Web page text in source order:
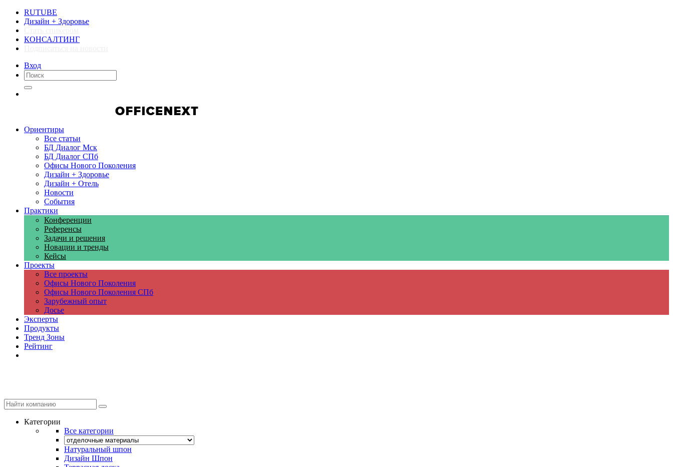
RUTUBE
Дизайн + Здоровье
КОНСАЛТИНГ
Вход
Ориентиры
Все статьи
БД Диалог Мск
БД Диалог СПб
Офисы Нового Поколения
Дизайн + Здоровье
Дизайн + Отель
Новости
События
Практики
Конференции
Референсы
Задачи и решения
Новации и тренды
Кейсы
Проекты
Все проекты
Офисы Нового Поколения
Офисы Нового Поколения СПб
Зарубежный опыт
Досье
Эксперты
Продукты
Тренд Зоны
Рейтинг
Категории
Все категории
Натуральный шпон
Дизайн Шпон